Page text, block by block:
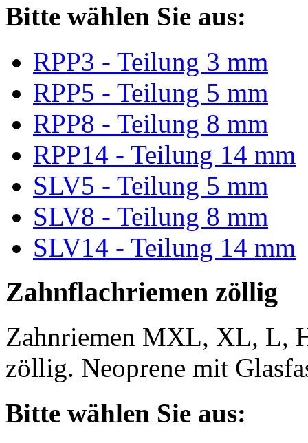
Bitte wählen Sie aus:
RPP3 - Teilung 3 mm
RPP5 - Teilung 5 mm
RPP8 - Teilung 8 mm
RPP14 - Teilung 14 mm
SLV5 - Teilung 5 mm
SLV8 - Teilung 8 mm
SLV14 - Teilung 14 mm
Zahnflachriemen zöllig
Zahnriemen MXL, XL, L,
zöllig. Neoprene mit
Bitte wählen Sie aus: